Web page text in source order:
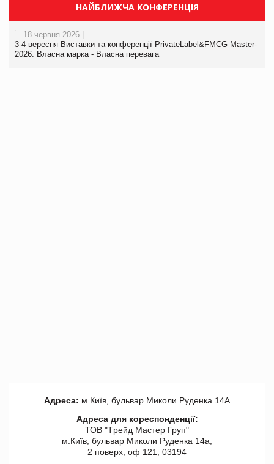
НАЙБЛИЖЧА КОНФЕРЕНЦІЯ
18 червня 2026 |
3-4 вересня Виставки та конференції PrivateLabel&FMCG Master-
2026: Власна марка - Власна перевага
Адреса: м.Київ, бульвар Миколи Руденка 14А
Адреса для кореспонденції:
ТОВ "Tрейд Мастер Груп"
м.Київ, бульвар Миколи Руденка 14а,
2 поверх, оф 121, 03194